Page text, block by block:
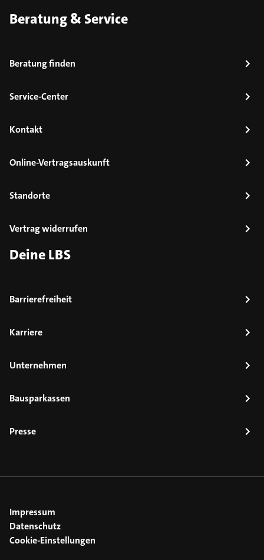
Beratung & Service
Beratung finden
Service-Center
Kontakt
Online-Vertragsauskunft
Standorte
Vertrag widerrufen
Deine LBS
Barrierefreiheit
Karriere
Unternehmen
Bausparkassen
Presse
Impressum
Datenschutz
Cookie-Einstellungen